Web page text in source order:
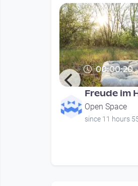
00:00:20
Freude im
Open Space
since 11 hours